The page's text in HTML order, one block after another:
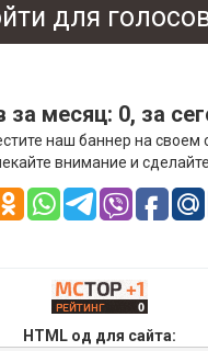
для
за месяц: 0, за
наш баннер на своем
внимание и
HTML од для сайта: